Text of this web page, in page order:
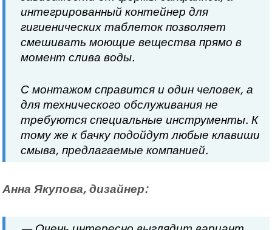
интегрированный контейнер для
гигиенических таблеток позволяет
смешивать моющие вещества прямо в
момент слива воды.
С монтажом справится и один человек, а
для технического обслуживания не
требуются специальные инструменты. К
тому же к бачку подойдут любые клавиши
смыва, предлагаемые компанией.
Анна Якупова, дизайнер: